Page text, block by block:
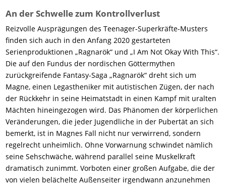
An der Schwelle zum Kontrollverlust
Reizvolle Ausprägungen des Teenager-Superkräfte-Musters
finden sich auch in den Anfang 2020 gestarteten
Serienproduktionen „Ragnarök“ und „I Am Not Okay With This“.
Die auf den Fundus der nordischen Göttermythen
zurückgreifende Fantasy-Saga „Ragnarök“ dreht sich um
Magne, einen Legastheniker mit autistischen Zügen, der nach
der Rückkehr in seine Heimatstadt in einen Kampf mit uralten
Mächten hineingezogen wird. Das Phänomen der körperlichen
Veränderungen, die jeder Jugendliche in der Pubertät an sich
bemerkt, ist in Magnes Fall nicht nur verwirrend, sondern
regelrecht unheimlich. Ohne Vorwarnung schwindet nämlich
seine Sehschwäche, während parallel seine Muskelkraft
dramatisch zunimmt. Vorboten einer großen Aufgabe, die der
von vielen belächelte Außenseiter irgendwann anzunehmen